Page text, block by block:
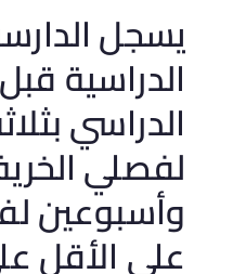
يسجل
الدراسية
الدراسي
لفصلي
وأسبوعين
على الأقل